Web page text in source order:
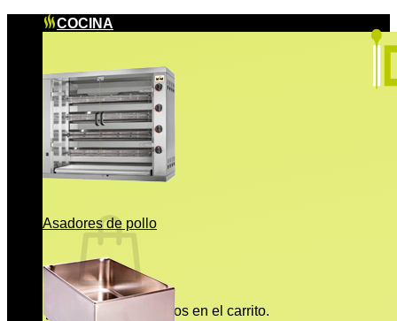
No hay productos en el carrito.
COCINA
Asadores de pollo